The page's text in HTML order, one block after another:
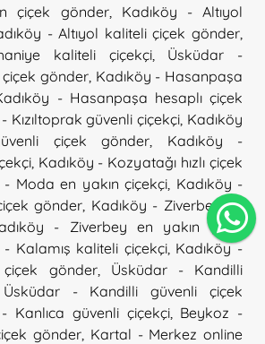
çiçek gönder, Kadıköy - Altıyol
- Altıyol kaliteli çiçek gönder
kaliteli çiçekçi, Üsküdar -
gönder Kadıköy - Hasanpaşa
- Hasanpaşa hesaplı çiçek
Kızıltoprak güvenli çiçekçi Kadıköy
çiçek gönder
Kadıköy -
, Kadıköy - Kozyatağı hızlı çiçek
- Moda en yakın çiçekçi Kadıköy -
gönder Kadıköy - Ziverbey en
- Ziverbey en yakın çiçek
- Kalamış kaliteli çiçekçi, Kadıköy -
gönder, Üsküdar - Kandilli
Üsküdar - Kandilli güvenli çiçek
Kanlıca güvenli çiçekçi, Beykoz -
gönder Kartal - Merkez online